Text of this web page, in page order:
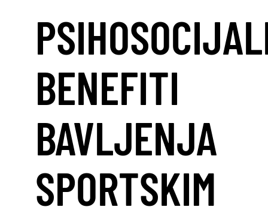
BENEFITI
BAVLJENJA
SPORTSKIM